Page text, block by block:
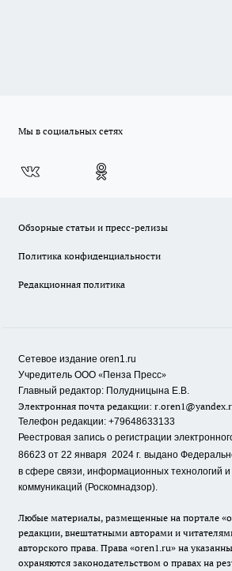
Мы в социальных сетях
Обзорные статьи и пресс-релизы
Политика конфиденциальности
Редакционная политика
Сетевое издание oren1.ru
Учредитель ООО «Пенза Пресс»
Главный редактор: Полудницына Е.В.
Электронная почта редакции:
Телефон редакции: +79648633133
Реестровая запись о регистрации
86623 от 22 января 2024 г. выдано
в сфере связи, информационных технологий
коммуникаций (Роскомнадзор).
Любые материалы, размещенные на портале
редакции, внештатными авторами и
авторского права. Права «oren1.ru» на
охраняются законодательством о правах на